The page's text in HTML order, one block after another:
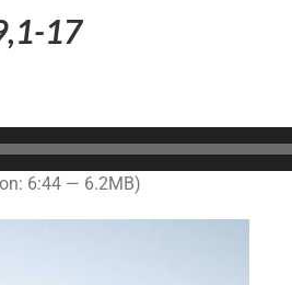
17
6:44 — 6.2MB)